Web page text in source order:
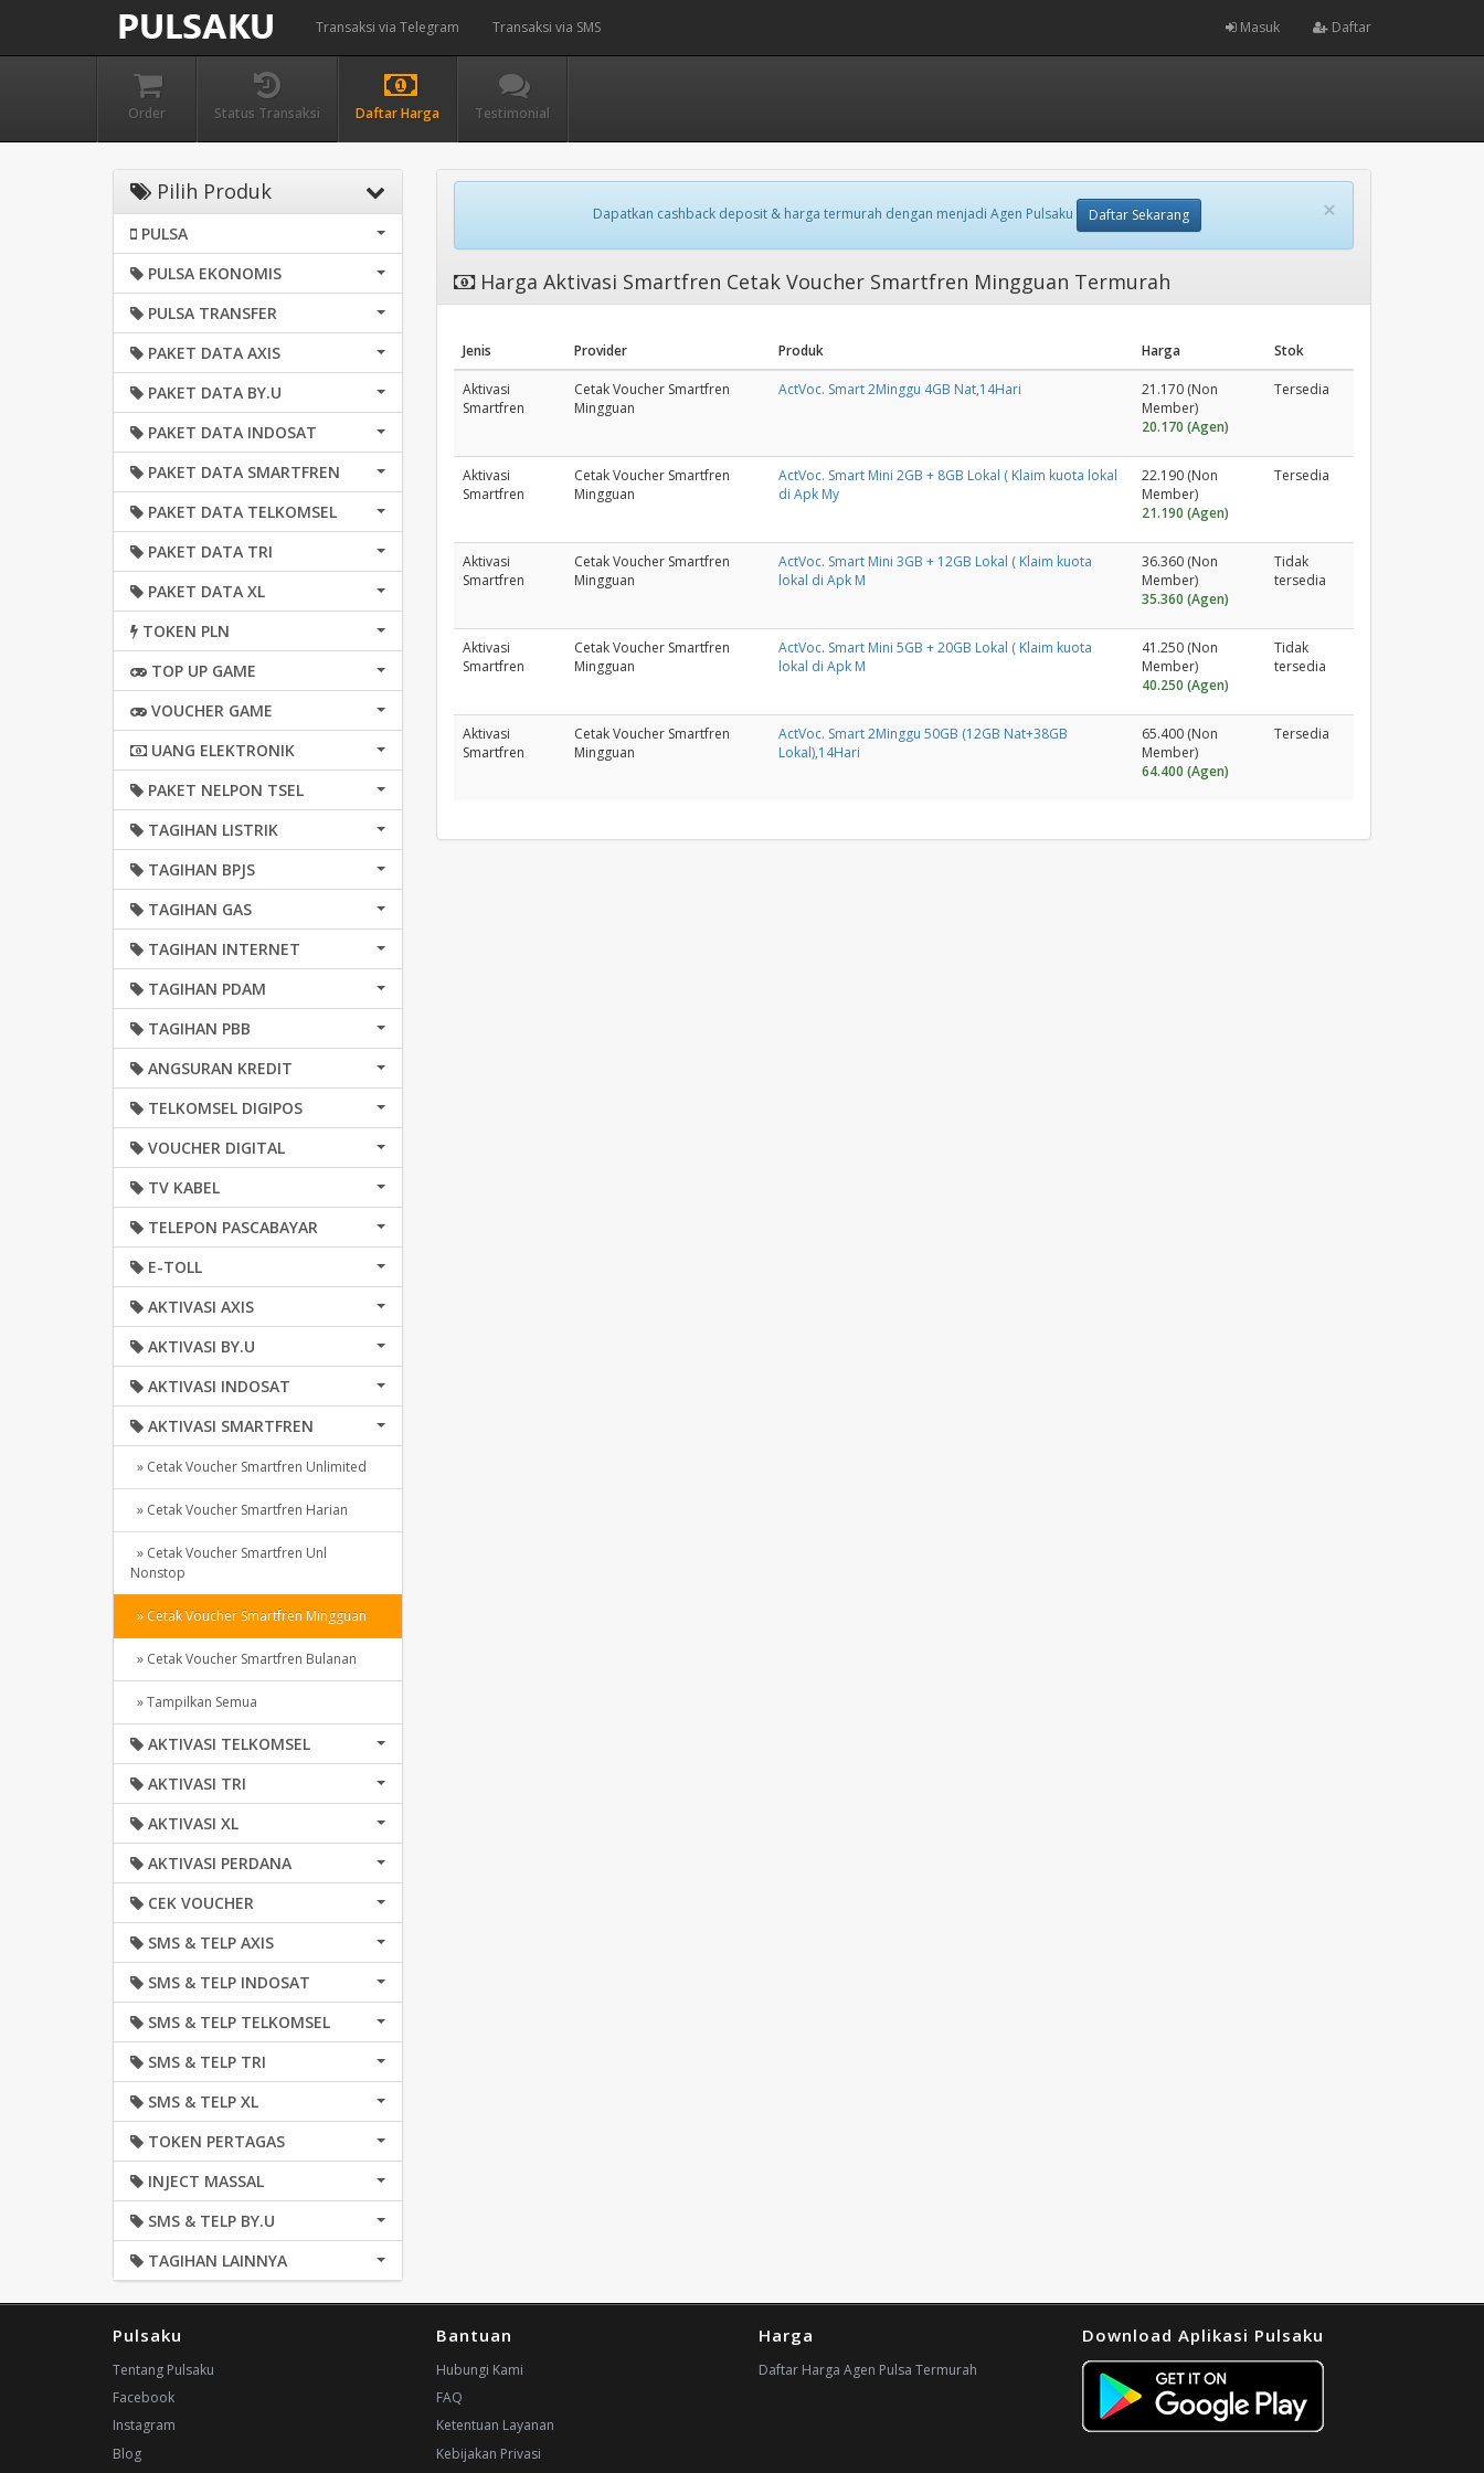
Transaksi via Telegram Transaksi via SMS Masuk Daftar
Order Status Transaksi Daftar Harga Testimonial
Pilih Produk
PULSA
PULSA EKONOMIS
PULSA TRANSFER
PAKET DATA AXIS
PAKET DATA BY.U
PAKET DATA INDOSAT
PAKET DATA SMARTFREN
PAKET DATA TELKOMSEL
PAKET DATA TRI
PAKET DATA XL
TOKEN PLN
TOP UP GAME
VOUCHER GAME
UANG ELEKTRONIK
PAKET NELPON TSEL
TAGIHAN LISTRIK
TAGIHAN BPJS
TAGIHAN GAS
TAGIHAN INTERNET
TAGIHAN PDAM
TAGIHAN PBB
ANGSURAN KREDIT
TELKOMSEL DIGIPOS
VOUCHER DIGITAL
TV KABEL
TELEPON PASCABAYAR
E-TOLL
AKTIVASI AXIS
AKTIVASI BY.U
AKTIVASI INDOSAT
AKTIVASI SMARTFREN
» Cetak Voucher Smartfren Unlimited
» Cetak Voucher Smartfren Harian
» Cetak Voucher Smartfren Unl
Nonstop
» Cetak Voucher Smartfren Mingguan
» Cetak Voucher Smartfren Bulanan
» Tampilkan Semua
AKTIVASI TELKOMSEL
AKTIVASI TRI
AKTIVASI XL
AKTIVASI PERDANA
CEK VOUCHER
SMS & TELP AXIS
SMS & TELP INDOSAT
SMS & TELP TELKOMSEL
SMS & TELP TRI
SMS & TELP XL
TOKEN PERTAGAS
INJECT MASSAL
SMS & TELP BY.U
TAGIHAN LAINNYA
×
Dapatkan cashback deposit & harga termurah dengan menjadi Agen Pulsaku Daftar Sekarang
Harga Aktivasi Smartfren Cetak Voucher Smartfren Mingguan Termurah
Jenis Provider Produk Harga Stok
Aktivasi
Smartfren
Cetak Voucher Smartfren
Mingguan
ActVoc. Smart 2Minggu 4GB Nat,14Hari
21.170 (Non
Member)
20.170 (Agen)
Tersedia
Aktivasi
Smartfren
Cetak Voucher Smartfren
Mingguan
ActVoc. Smart Mini 2GB + 8GB Lokal ( Klaim kuota lokal
di Apk My
22.190 (Non
Member)
21.190 (Agen)
Tersedia
Aktivasi
Smartfren
Cetak Voucher Smartfren
Mingguan
ActVoc. Smart Mini 3GB + 12GB Lokal ( Klaim kuota
lokal di Apk M
36.360 (Non
Member)
35.360 (Agen)
Tidak
tersedia
Aktivasi
Smartfren
Cetak Voucher Smartfren
Mingguan
ActVoc. Smart Mini 5GB + 20GB Lokal ( Klaim kuota
lokal di Apk M
41.250 (Non
Member)
40.250 (Agen)
Tidak
tersedia
Aktivasi
Smartfren
Cetak Voucher Smartfren
Mingguan
ActVoc. Smart 2Minggu 50GB (12GB Nat+38GB
Lokal),14Hari
65.400 (Non
Member)
64.400 (Agen)
Tersedia
Pulsaku
Tentang Pulsaku
Facebook
Instagram
Blog
Bantuan
Hubungi Kami
FAQ
Ketentuan Layanan
Kebijakan Privasi
Harga
Daftar Harga Agen Pulsa Termurah
Download Aplikasi Pulsaku